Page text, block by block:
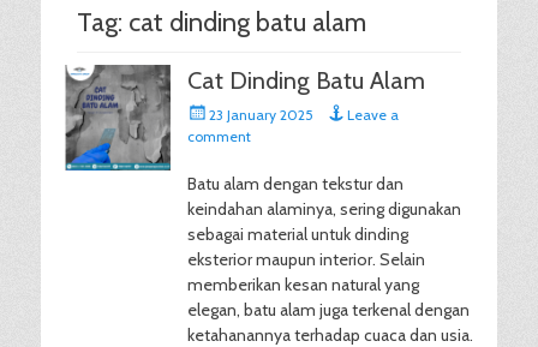
Tag: cat dinding batu alam
Cat Dinding Batu Alam
Posted
on
23 January 2025
Leave a
comment
Batu alam dengan tekstur dan
keindahan alaminya, sering digunakan
sebagai material untuk dinding
eksterior maupun interior. Selain
memberikan kesan natural yang
elegan, batu alam juga terkenal dengan
ketahanannya terhadap cuaca dan usia.